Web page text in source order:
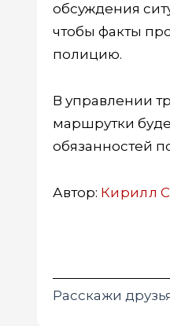
обсуждения
чтобы факты
полицию.
В управлении
маршрутки
обязанностей
Автор: Кирилл
Расскажи